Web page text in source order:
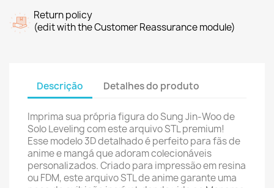
Return policy
(edit with the Customer Reassurance module)
Descrição Detalhes do produto
Imprima sua própria figura do Sung Jin-Woo de
Solo Leveling com este arquivo STL premium!
Esse modelo 3D detalhado é perfeito para fãs de
anime e mangá que adoram colecionáveis
personalizados. Criado para impressão em resina
ou FDM, este arquivo STL de anime garante uma